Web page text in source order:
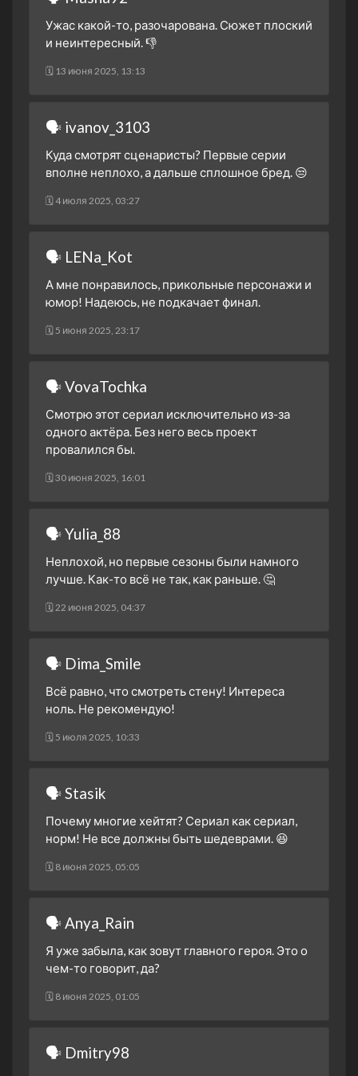
Ужас какой-то, разочарована. Сюжет плоский
и неинтересный. 👎
🗓 13 июня 2025, 13:13
🗣 ivanov_3103
Куда смотрят сценаристы? Первые серии
вполне неплохо, а дальше сплошное бред. 😒
🗓 4 июля 2025, 03:27
🗣 LENa_Kot
А мне понравилось, прикольные персонажи и
юмор! Надеюсь, не подкачает финал.
🗓 5 июня 2025, 23:17
🗣 VovaTochka
Смотрю этот сериал исключительно из-за
одного актёра. Без него весь проект
провалился бы.
🗓 30 июня 2025, 16:01
🗣 Yulia_88
Неплохой, но первые сезоны были намного
лучше. Как-то всё не так, как раньше. 🤔
🗓 22 июня 2025, 04:37
🗣 Dima_Smile
Всё равно, что смотреть стену! Интереса
ноль. Не рекомендую!
🗓 5 июля 2025, 10:33
🗣 Stasik
Почему многие хейтят? Сериал как сериал,
норм! Не все должны быть шедеврами. 😆
🗓 8 июня 2025, 05:05
🗣 Anya_Rain
Я уже забыла, как зовут главного героя. Это о
чем-то говорит, да?
🗓 8 июня 2025, 01:05
🗣 Dmitry98